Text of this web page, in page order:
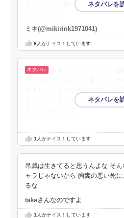
んだなって。椿にも重い過去があ
ミキ(@mikirink1971041)
8人がナイス！しています
ことだけどこのまま御国がラスボ
1 人がナイス！しています
吊戯は生きてると思うんよな そ
ャラじゃないから 胸糞の悪い死
るな
takeさんなのですよ
1 人がナイス！しています